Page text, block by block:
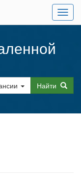
Меню
Найти